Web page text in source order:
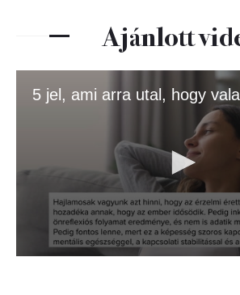
Ajánlott